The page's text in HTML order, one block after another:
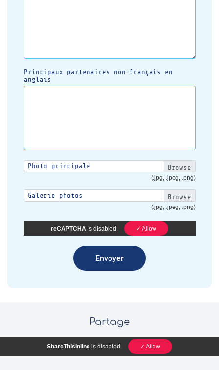
Principaux partenaires non-français en
anglais
Photo principale
(.jpg, .jpeg, .png)
Galerie photos
(.jpg, .jpeg, .png)
reCAPTCHA is disabled. ✓ Allow
Partage
ShareThisInline is disabled. ✓ Allow